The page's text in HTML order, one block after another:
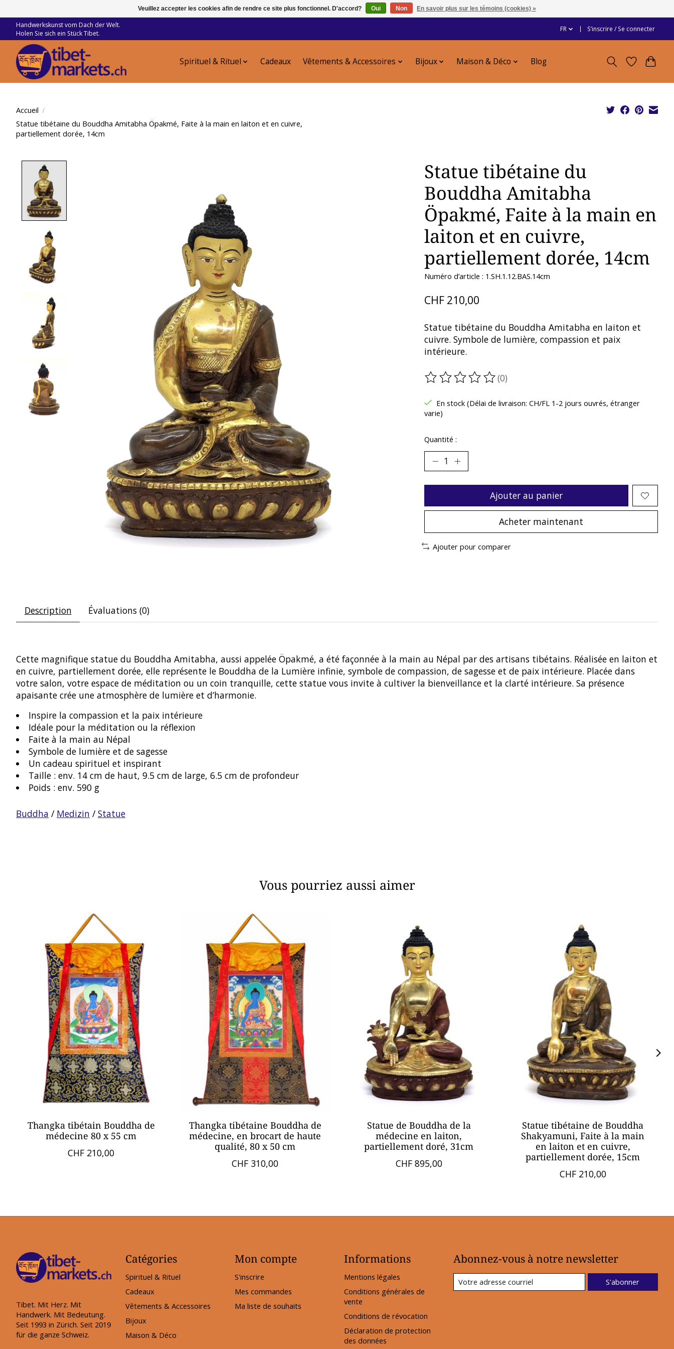
Handwerkskunst vom Dach der Welt.
Holen Sie sich ein Stück Tibet.
FR S’inscrire / Se connecter
Spirituel & Rituel Cadeaux Vêtements & Accessoires Bijoux Maison & Déco Blog
Accueil /
Statue tibétaine du Bouddha Amitabha Öpakmé, Faite à la main en laiton et en cuivre,
partiellement dorée, 14cm
Statue tibétaine du
Bouddha Amitabha
Öpakmé, Faite à la main en
laiton et en cuivre,
partiellement dorée, 14cm
Numéro d’article : 1.SH.1.12.BAS.14cm
CHF 210,00
Statue tibétaine du Bouddha Amitabha en laiton et
cuivre. Symbole de lumière, compassion et paix
intérieure.
Ce produit est évalué à
(0)
En stock (Délai de livraison: CH/FL 1-2 jours ouvrés, étranger
varie)
Quantité :
Ajouter au panier
Acheter maintenant
Ajouter pour comparer
Description Évaluations (0)
Cette magnifique statue du Bouddha Amitabha, aussi appelée Öpakmé, a été façonnée à la main au Népal par des artisans tibétains. Réalisée en laiton et
en cuivre, partiellement dorée, elle représente le Bouddha de la Lumière infinie, symbole de compassion, de sagesse et de paix intérieure. Placée dans
votre salon, votre espace de méditation ou un coin tranquille, cette statue vous invite à cultiver la bienveillance et la clarté intérieure. Sa présence
apaisante crée une atmosphère de lumière et d’harmonie.
Inspire la compassion et la paix intérieure
Idéale pour la méditation ou la réflexion
Faite à la main au Népal
Symbole de lumière et de sagesse
Un cadeau spirituel et inspirant
Taille : env. 14 cm de haut, 9.5 cm de large, 6.5 cm de profondeur
Poids : env. 590 g
Buddha / Medizin /Statue
Vous pourriez aussi aimer
Articles du carrousel de produits
Thangka tibétain Bouddha de
médecine 80 x 55 cm
CHF 210,00
Thangka tibétaine Bouddha de
médecine, en brocart de haute
qualité, 80 x 50 cm
CHF 310,00
Statue de Bouddha de la
médecine en laiton,
partiellement doré, 31cm
CHF 895,00
Statue tibétaine de Bouddha
Shakyamuni, Faite à la main
en laiton et en cuivre,
partiellement dorée, 15cm
CHF 210,00
Tibet. Mit Herz. Mit
Handwerk. Mit Bedeutung.
Seit 1993 in Zürich. Seit 2019
für die ganze Schweiz.
Catégories
Spirituel & Rituel
Cadeaux
Vêtements & Accessoires
Bijoux
Maison & Déco
Mon compte
S'inscrire
Mes commandes
Ma liste de souhaits
Informations
Mentions légales
Conditions générales de
vente
Conditions de révocation
Déclaration de protection
des données
Abonnez-vous à notre newsletter
S'abonner
Veuillez accepter les cookies afin de rendre ce site plus fonctionnel. D'accord? Oui Non En savoir plus sur les témoins (cookies) »